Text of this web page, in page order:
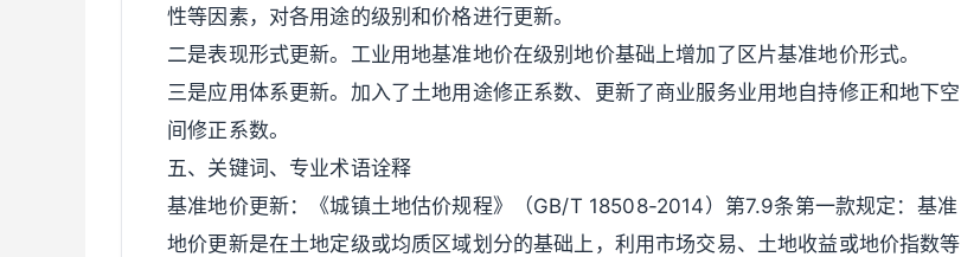
性等因素，对各用途的级别和价格进行更新。
二是表现形式更新。工业用地基准地价在级别地价基础上增加了区片基准地价形式。
三是应用体系更新。加入了土地用途修正系数、更新了商业服务业用地自持修正和地下空
间修正系数。
五、关键词、专业术语诠释
基准地价更新：《城镇土地估价规程》（GB/T 18508-2014）第7.9条第一款规定：基准
地价更新是在土地定级或均质区域划分的基础上，利用市场交易、土地收益或地价指数等